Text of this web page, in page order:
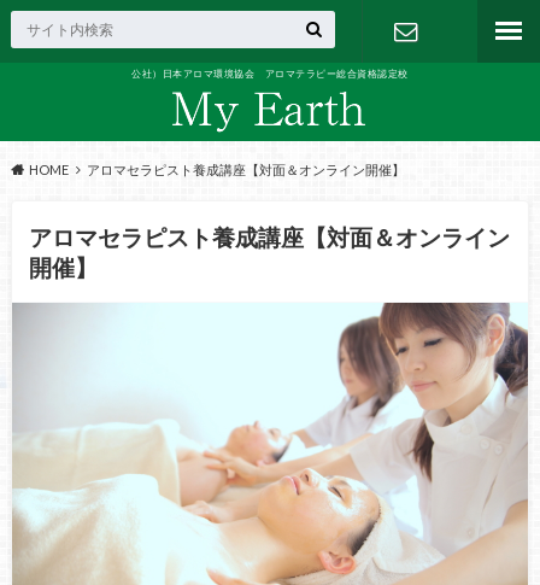
公社）日本アロマ環境協会 アロマテラピー総合資格認定校
HOME アロマセラピスト養成講座【対面＆オンライン開催】
アロマセラピスト養成講座【対面＆オンライン
開催】